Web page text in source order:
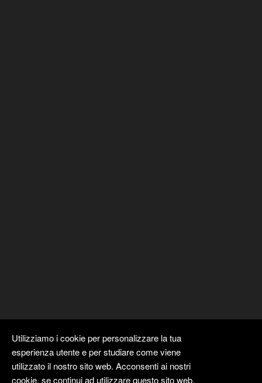
Utilizziamo i cookie per personalizzare la tua
esperienza utente e per studiare come viene
utilizzato il nostro sito web. Acconsenti ai nostri
cookie, se continui ad utilizzare questo sito web.